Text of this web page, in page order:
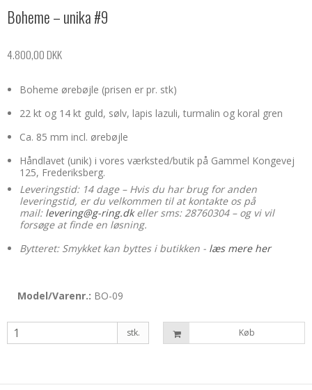
Boheme – unika #9
4.800,00 DKK
Boheme ørebøjle (prisen er pr. stk)
22 kt og 14 kt guld, sølv, lapis lazuli, turmalin og koral gren
Ca. 85 mm incl. ørebøjle
Håndlavet (unik) i vores værksted/butik på Gammel Kongevej
125, Frederiksberg.
Leveringstid: 14 dage – Hvis du har brug for anden
leveringstid, er du velkommen til at kontakte os på
mail: levering@g-ring.dk eller sms: 28760304 – og vi vil
forsøge at finde en løsning.
Bytteret: Smykket kan byttes i butikken - læs mere her
Model/Varenr.: BO-09
stk. Køb